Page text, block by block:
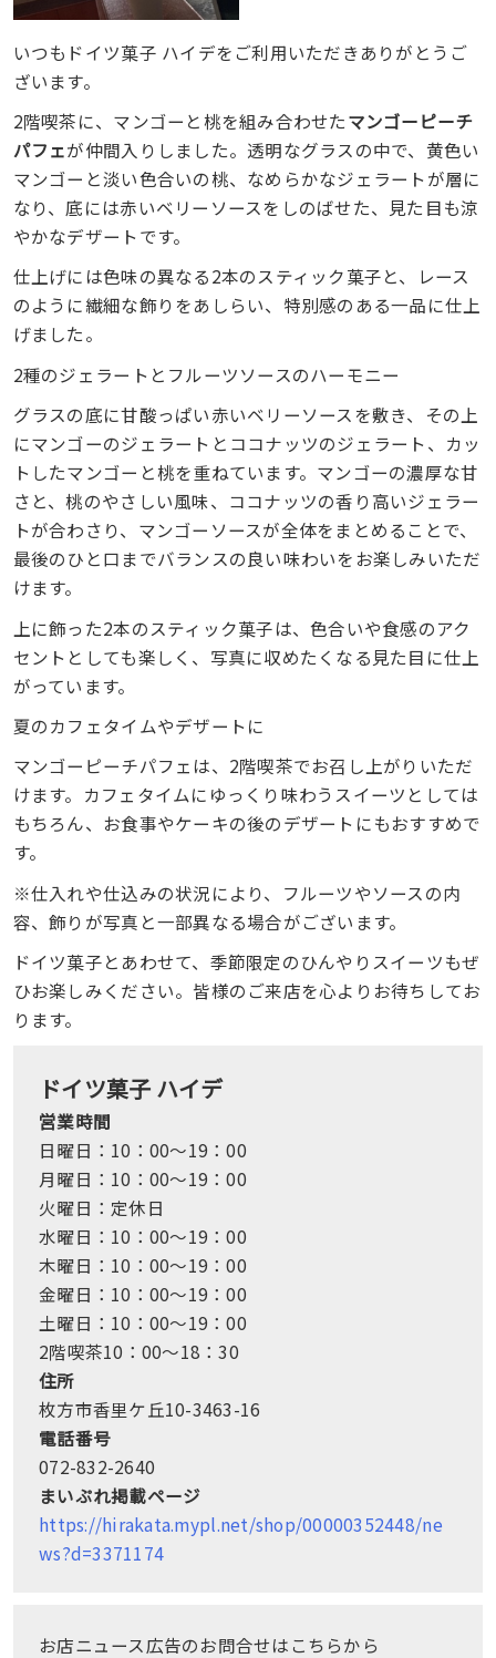
いつもドイツ菓子 ハイデをご利用いただきありがとうご
ざいます。
2階喫茶に、マンゴーと桃を組み合わせたマンゴーピーチ
パフェが仲間入りしました。透明なグラスの中で、黄色い
マンゴーと淡い色合いの桃、なめらかなジェラートが層に
なり、底には赤いベリーソースをしのばせた、見た目も涼
やかなデザートです。
仕上げには色味の異なる2本のスティック菓子と、レース
のように繊細な飾りをあしらい、特別感のある一品に仕上
げました。
2種のジェラートとフルーツソースのハーモニー
グラスの底に甘酸っぱい赤いベリーソースを敷き、その上
にマンゴーのジェラートとココナッツのジェラート、カッ
トしたマンゴーと桃を重ねています。マンゴーの濃厚な甘
さと、桃のやさしい風味、ココナッツの香り高いジェラー
トが合わさり、マンゴーソースが全体をまとめることで、
最後のひと口までバランスの良い味わいをお楽しみいただ
けます。
上に飾った2本のスティック菓子は、色合いや食感のアク
セントとしても楽しく、写真に収めたくなる見た目に仕上
がっています。
夏のカフェタイムやデザートに
マンゴーピーチパフェは、2階喫茶でお召し上がりいただ
けます。カフェタイムにゆっくり味わうスイーツとしては
もちろん、お食事やケーキの後のデザートにもおすすめで
す。
※仕入れや仕込みの状況により、フルーツやソースの内
容、飾りが写真と一部異なる場合がございます。
ドイツ菓子とあわせて、季節限定のひんやりスイーツもぜ
ひお楽しみください。皆様のご来店を心よりお待ちしてお
ります。
ドイツ菓子 ハイデ
営業時間
日曜日：10：00～19：00
月曜日：10：00～19：00
火曜日：定休日
水曜日：10：00～19：00
木曜日：10：00～19：00
金曜日：10：00～19：00
土曜日：10：00～19：00
2階喫茶10：00～18：30
住所
枚方市香里ケ丘10-3463-16
電話番号
072-832-2640
まいぷれ掲載ページ
https://hirakata.mypl.net/shop/00000352448/ne
ws?d=3371174
お店ニュース広告のお問合せはこちらから